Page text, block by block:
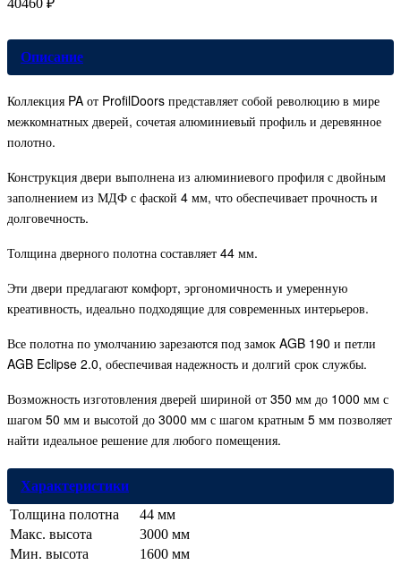
Описание
Коллекция PA от ProfilDoors представляет собой революцию в мире
межкомнатных дверей, сочетая алюминиевый профиль и деревянное
полотно.
Конструкция двери выполнена из алюминиевого профиля с двойным
заполнением из МДФ с фаской 4 мм, что обеспечивает прочность и
долговечность.
Толщина дверного полотна составляет 44 мм.
Эти двери предлагают комфорт, эргономичность и умеренную
креативность, идеально подходящие для современных интерьеров.
Все полотна по умолчанию зарезаются под замок AGB 190 и петли
AGB Eclipse 2.0, обеспечивая надежность и долгий срок службы.
Возможность изготовления дверей шириной от 350 мм до 1000 мм с
шагом 50 мм и высотой до 3000 мм с шагом кратным 5 мм позволяет
найти идеальное решение для любого помещения.
Характеристики
Толщина полотна
44 мм
Макс. высота
3000 мм
Мин. высота
1600 мм